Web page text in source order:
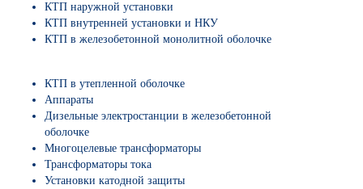
КТП наружной установки
КТП внутренней установки и НКУ
КТП в железобетонной монолитной оболочке
КТП в утепленной оболочке
Аппараты
Дизельные электростанции в железобетонной
оболочке
Многоцелевые трансформаторы
Трансформаторы тока
Установки катодной защиты